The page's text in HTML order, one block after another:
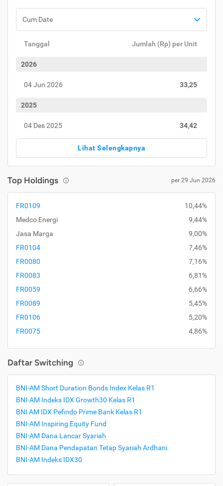
Cum Date
Tanggal Jumlah (Rp) per Unit
2026
04 Jun 2026 33,25
2025
04 Des 2025 34,42
Lihat Selengkapnya
Top Holdings per 29 Jun 2026
FR0109
10,44%
Medco Energi
9,44%
Jasa Marga
9,00%
FR0104
7,46%
FR0080
7,16%
FR0083
6,81%
FR0059
6,66%
FR0089
5,45%
FR0106
5,20%
FR0075
4,86%
Daftar Switching
BNI-AM Short Duration Bonds Index Kelas R1
BNI-AM Indeks IDX Growth30 Kelas R1
BNI AM IDX Pefindo Prime Bank Kelas R1
BNI-AM Inspiring Equity Fund
BNI-AM Dana Lancar Syariah
BNI-AM Dana Pendapatan Tetap Syariah Ardhani
BNI-AM Indeks IDX30